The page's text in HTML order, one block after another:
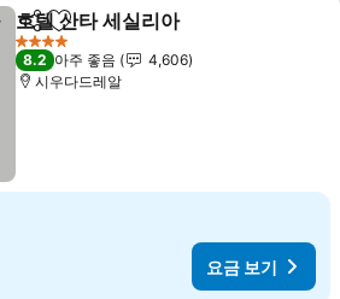
공유 즐겨찾기에 추가
호텔 산타 세실리아
4 성급
8.2 아주 좋음
4,606
시우다드레알
요금 보기